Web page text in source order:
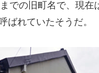
での旧町名で、現
ばれていたそうだ。